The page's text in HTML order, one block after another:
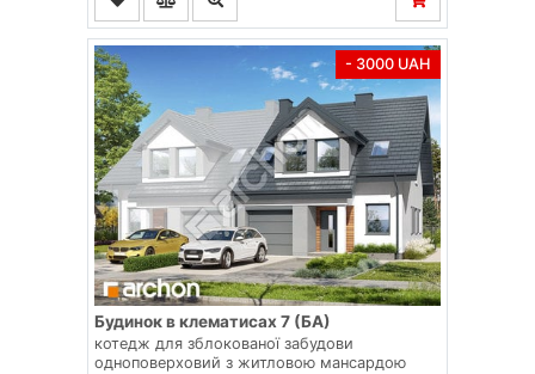
- 3000 UAH
Будинок в клематисах 7 (БА)
котедж для зблокованої забудови
одноповерховий з житловою мансардою